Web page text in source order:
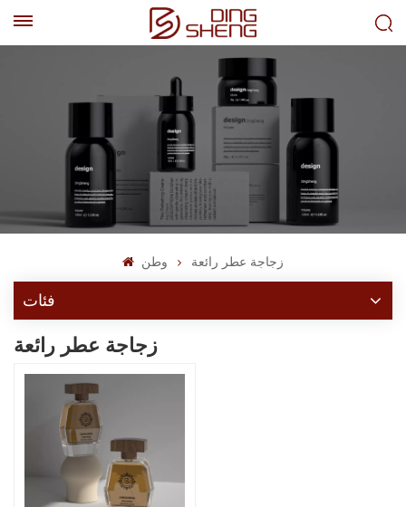
وطن زجاجة عطر رائعة
فئات
زجاجة عطر رائعة